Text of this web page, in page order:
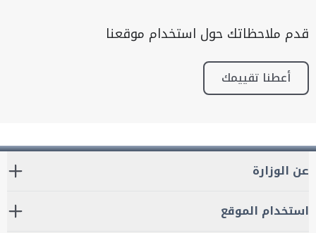
قدم ملاحظاتك حول استخدام موقعنا
أعطنا تقييمك
عن الوزارة
استخدام الموقع